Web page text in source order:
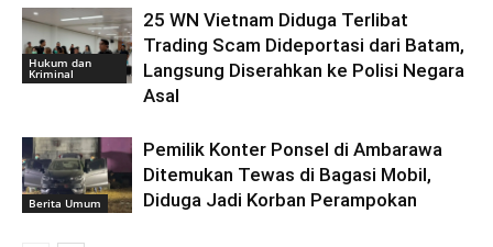
Hukum dan
Kriminal
25 WN Vietnam Diduga Terlibat
Trading Scam Dideportasi dari Batam,
Langsung Diserahkan ke Polisi Negara
Asal
Berita Umum
Pemilik Konter Ponsel di Ambarawa
Ditemukan Tewas di Bagasi Mobil,
Diduga Jadi Korban Perampokan